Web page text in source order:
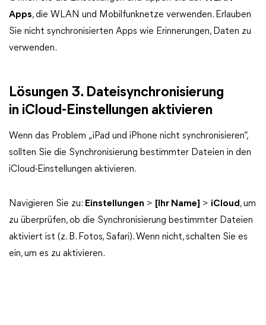
Apps, die WLAN und Mobilfunknetze verwenden. Erlauben
Sie nicht synchronisierten Apps wie Erinnerungen, Daten zu
verwenden.
Lösungen 3. Dateisynchronisierung
in iCloud-Einstellungen aktivieren
Wenn das Problem „iPad und iPhone nicht synchronisieren“,
sollten Sie die Synchronisierung bestimmter Dateien in den
iCloud-Einstellungen aktivieren.
Navigieren Sie zu: Einstellungen > [Ihr Name] > iCloud, um
zu überprüfen, ob die Synchronisierung bestimmter Dateien
aktiviert ist (z. B. Fotos, Safari). Wenn nicht, schalten Sie es
ein, um es zu aktivieren.